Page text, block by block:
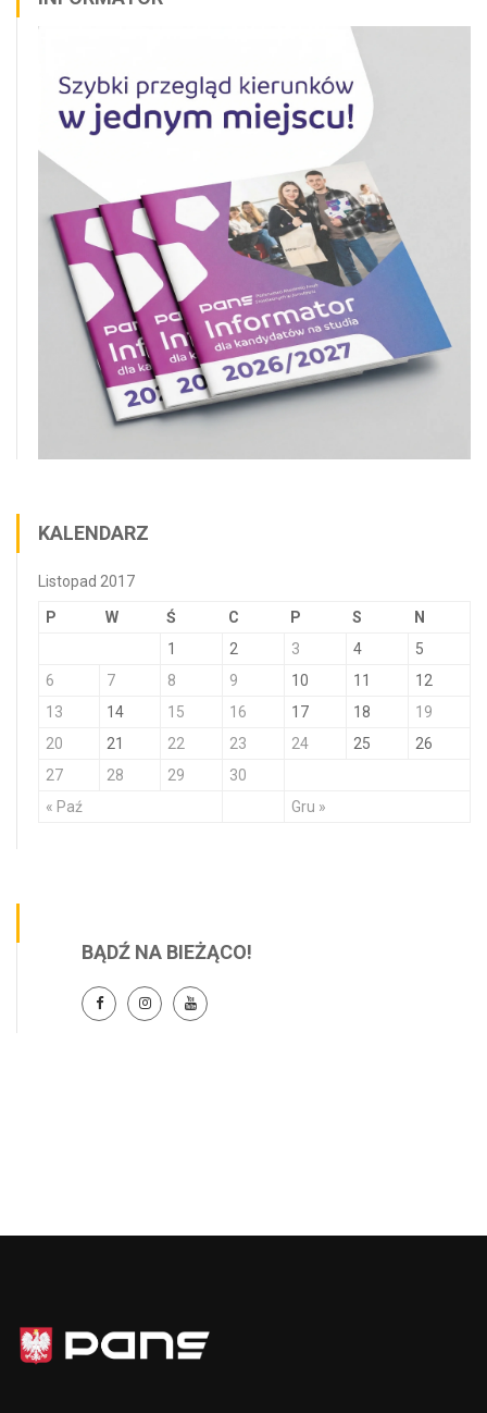
KALENDARZ
Listopad 2017
P W Ś C P S N
« Paź Gru »
1 2 3 4
5
6
7 8 9 10 11
12
13
14 15 16 17 18
19
20
21 22 23 24 25
26
27
28 29 30
BĄDŹ NA BIEŻĄCO!